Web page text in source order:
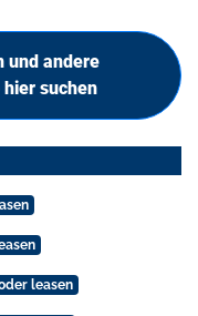
und andere
hier suchen
leasen